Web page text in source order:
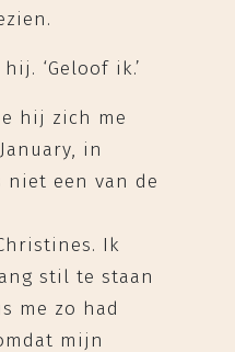
‘Geloof ik.’
hij zich me
in
niet een van de
Ik
stil te staan
me zo had
mijn